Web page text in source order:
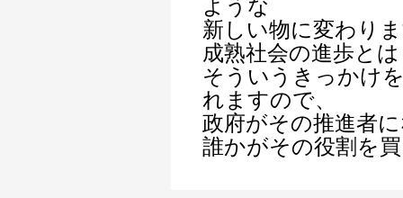
ような
新しい物に変わり
成熟社会の進歩とは
そういうきっかけ
れますので、
政府がその推進者
誰かがその役割を